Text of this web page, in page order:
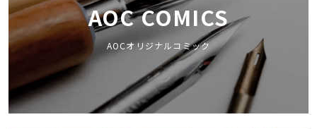
AOC COMICS
AOCオリジナルコミック